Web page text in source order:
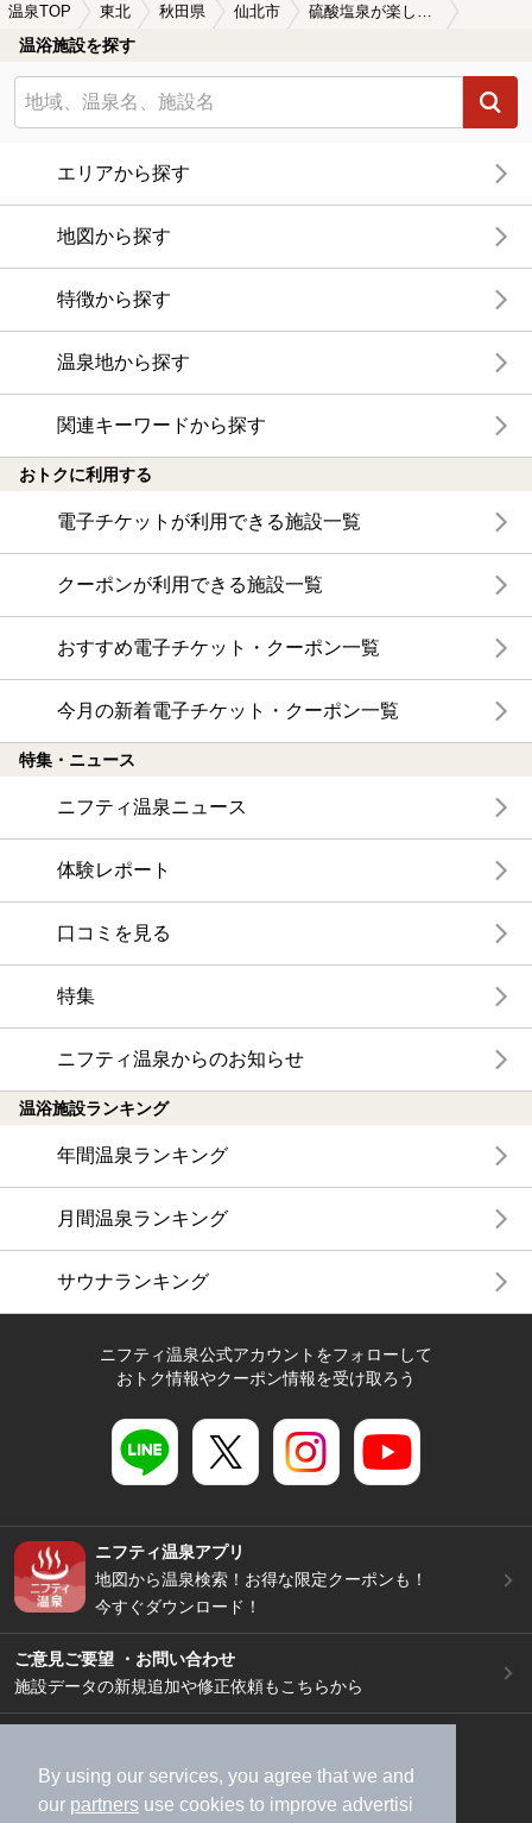
By using our services, you agree that we and
our partners use cookies to improve advertisi
温泉TOP 東北 秋田県 仙北市 硫酸塩泉が楽しめる仙北市の温泉、日帰り温泉、スーパー銭湯おすすめ
温浴施設を探す
エリアから探す
地図から探す
特徴から探す
温泉地から探す
関連キーワードから探す
おトクに利用する
電子チケットが利用できる施設一覧
クーポンが利用できる施設一覧
おすすめ電子チケット・クーポン一覧
今月の新着電子チケット・クーポン一覧
特集・ニュース
ニフティ温泉ニュース
体験レポート
口コミを見る
特集
ニフティ温泉からのお知らせ
温浴施設ランキング
年間温泉ランキング
月間温泉ランキング
サウナランキング
ニフティ温泉公式アカウントをフォローして
おトク情報やクーポン情報を受け取ろう
ニフティ温泉アプリ
地図から温泉検索！お得な限定クーポンも！
今すぐダウンロード！
ご意見ご要望 ・お問い合わせ
施設データの新規追加や修正依頼もこちらから
加盟店募集（資料請求）
広告出稿のご案内
利用規約
ライフスタイルMEMBERS+規約